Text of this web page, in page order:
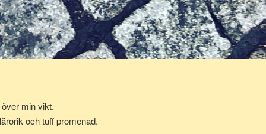
min vikt.
och tuff promenad.